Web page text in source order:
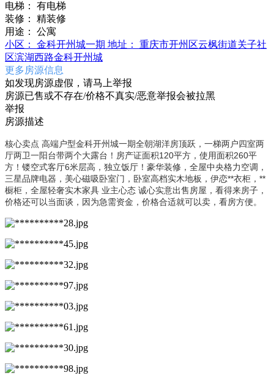
电梯：
有电梯
装修：
精装修
用途：
公寓
小区：
金科开州城一期 地址：
重庆市开州区云枫街道关子社
区滨湖西路金科开州城
更多房源信息
如发现房源虚假，请马上举报
房源已售或不存在/价格不真实/恶意举报会被拉黑
举报
房源描述
核心卖点 高端户型金科开州城一期全朝湖洋房顶跃，一梯两户四室两
厅两卫一阳台带两个大露台！房产证面积120平方，使用面积260平
方！镂空式客厅6米层高，独立饭厅！豪华装修，全屋中央格力空调，
三星品牌电器，美心磁吸卧室门，卧室高档实木地板，伊恋**衣柜，**
橱柜，全屋轻奢实木家具 业主心态 诚心实意出售房屋，看得来房子，
价格还可以当面谈，因为急需资金，价格合适就可以卖，看房方便。